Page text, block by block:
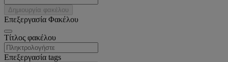
Δημιουργία φακέλου
Επεξεργασία Φακέλου
Tίτλος φακέλου
Επεξεργασία tags